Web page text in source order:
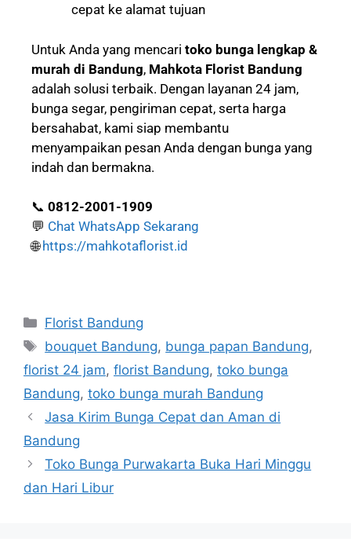
cepat ke alamat tujuan
Untuk Anda yang mencari toko bunga lengkap &
murah di Bandung, Mahkota Florist Bandung
adalah solusi terbaik. Dengan layanan 24 jam,
bunga segar, pengiriman cepat, serta harga
bersahabat, kami siap membantu
menyampaikan pesan Anda dengan bunga yang
indah dan bermakna.
📞 0812-2001-1909
💬 Chat WhatsApp Sekarang
🌐https://mahkotaflorist.id
Florist Bandung
bouquet Bandung, bunga papan Bandung,
florist 24 jam, florist Bandung, toko bunga
Bandung, toko bunga murah Bandung
Jasa Kirim Bunga Cepat dan Aman di
Bandung
Toko Bunga Purwakarta Buka Hari Minggu
dan Hari Libur